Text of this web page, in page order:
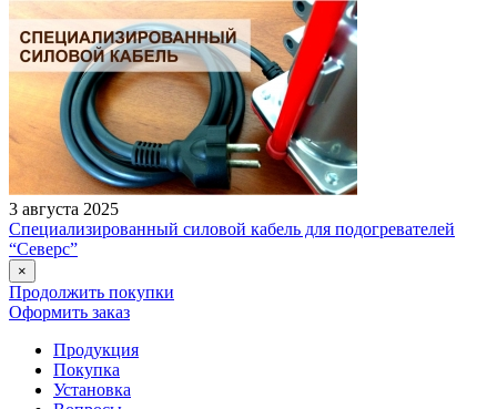
3 августа 2025
Специализированный силовой кабель для подогревателей
“Северс”
×
Продолжить покупки
Оформить заказ
Продукция
Покупка
Установка